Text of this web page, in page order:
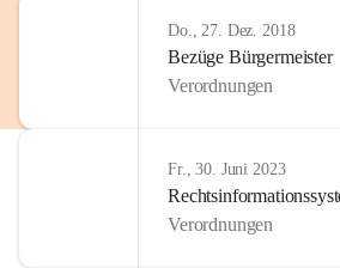
Do., 27. Dez. 2018
Bezüge Bürgermeister
Verordnungen
Fr., 30. Juni 2023
Verordnungen